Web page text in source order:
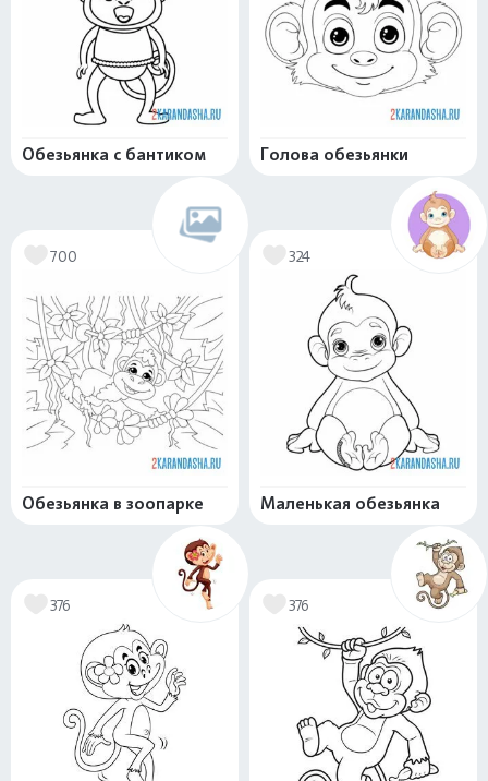
Обезьянка с бантиком Голова обезьянки
700
Обезьянка в зоопарке
324
Маленькая обезьянка
376 376